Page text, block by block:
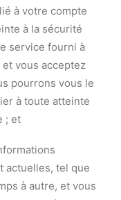
à votre compte
à la sécurité
service fourni à
vous acceptez
pourrons vous le
à toute atteinte
; et
actuelles, tel que
à autre, et vous